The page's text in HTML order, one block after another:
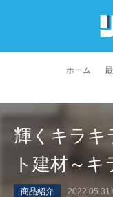
ホーム
輝くキラ
ト建材～
商品紹介 2022.05.31